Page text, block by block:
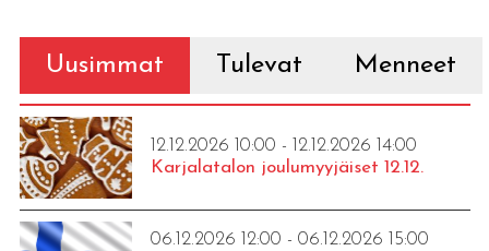
Uusimmat Tulevat Menneet
12.12.2026 10:00 - 12.12.2026 14:00
Karjalatalon joulumyyjäiset 12.12.
06.12.2026 12:00 - 06.12.2026 15:00